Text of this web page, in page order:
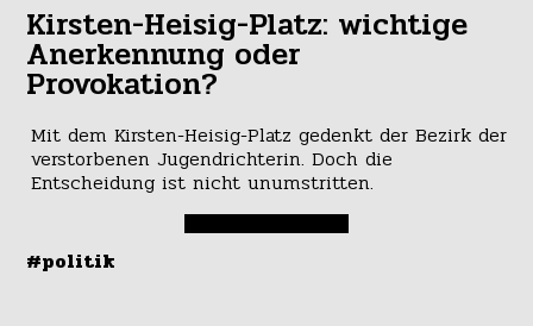
Kirsten-Heisig-Platz: wichtige
Anerkennung oder
Provokation?
Mit dem Kirsten-Heisig-Platz gedenkt der Bezirk der
verstorbenen Jugendrichterin. Doch die
Entscheidung ist nicht unumstritten.
#politik